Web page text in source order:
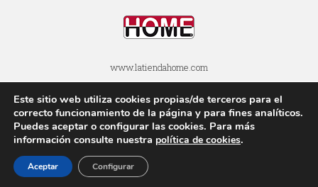
www.latiendahome.com
POLÍTICA DE COOKIES
POLÍTICA DE PRIVACIDAD
AVISOS LEGALES
SOBRE ESTE BLOG
Este sitio web utiliza cookies propias/de terceros para el
correcto funcionamiento de la página y para fines analí­ticos.
Puedes aceptar o configurar las cookies. Para más
información consulte nuestra polí­tica de cookies.
Aceptar Configurar